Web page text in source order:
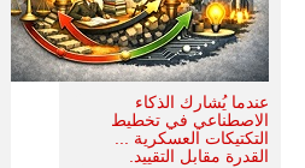
عندما يُشارك الذكاء
الاصطناعي في تخطيط
التكتيكات العسكرية ...
القدرة مقابل التقييد.